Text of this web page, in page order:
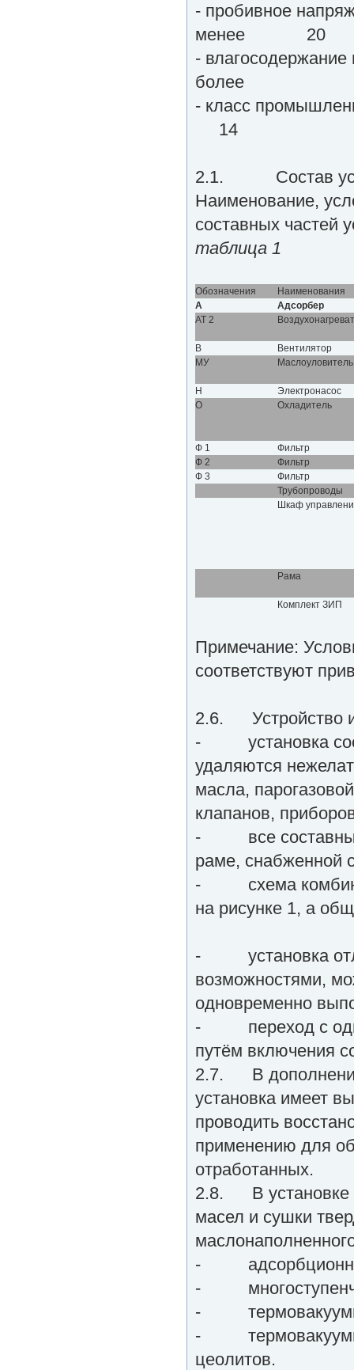
- пробивное
менее 20
- влагосодержание
- класс
14
2.1. Состав
Наименование,
составных частей
таблица 1
Обозначения
Наименования
А
Адсорбер
АТ 2
В
Вентилятор
МУ
Маслоуловитель
Н
Электронасос
О
Охладитель
Ф 1
Фильтр
Ф 2
Фильтр
Ф 3
Фильтр
Трубопроводы
Шкаф
Рама
Комплект ЗИП
Примечание:
соответствуют
2.6. Устройство
- установка
удаляются
масла,
клапанов,
- все составные
раме, снабженной
- схема
на рисунке 1, а
- установка
возможностями,
одновременно
- переход с
путём включения
2.7. В
установка имеет
проводить
применению для
отработанных.
2.8. В установке
масел и сушки
-
-
-
-
цеолитов.